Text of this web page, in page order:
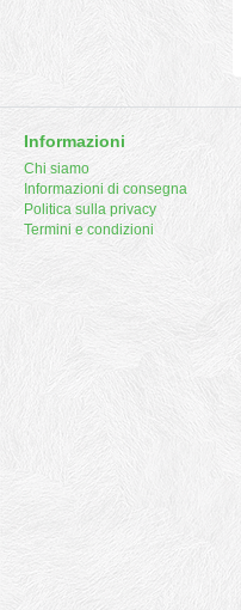
Informazioni
Chi siamo
Informazioni di consegna
Politica sulla privacy
Termini e condizioni